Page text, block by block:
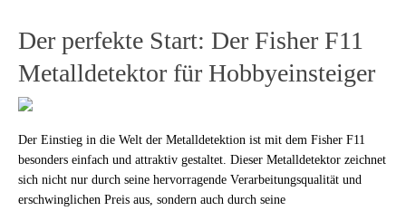
Der perfekte Start: Der Fisher F11
Metalldetektor für Hobbyeinsteiger
Der Einstieg in die Welt der Metalldetektion ist mit dem Fisher F11
besonders einfach und attraktiv gestaltet. Dieser Metalldetektor zeichnet
sich nicht nur durch seine hervorragende Verarbeitungsqualität und
erschwinglichen Preis aus, sondern auch durch seine